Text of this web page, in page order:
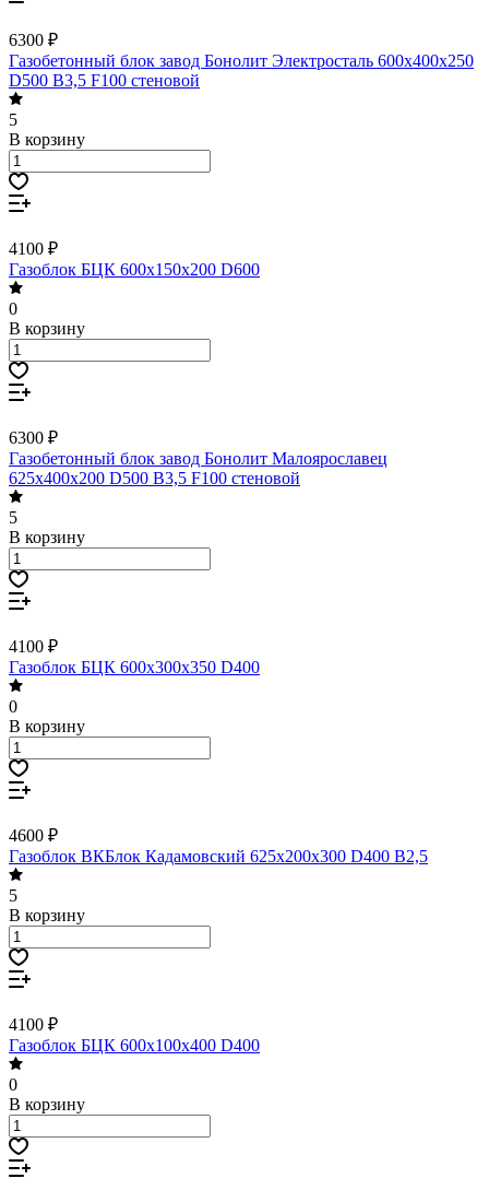
6300 ₽
Газобетонный блок завод Бонолит Электросталь 600х400х250
D500 B3,5 F100 стеновой
5
В корзину
4100 ₽
Газоблок БЦК 600х150х200 D600
0
В корзину
6300 ₽
Газобетонный блок завод Бонолит Малоярославец
625х400х200 D500 B3,5 F100 стеновой
5
В корзину
4100 ₽
Газоблок БЦК 600х300х350 D400
0
В корзину
4600 ₽
Газоблок ВКБлок Кадамовский 625х200х300 D400 B2,5
5
В корзину
4100 ₽
Газоблок БЦК 600х100х400 D400
0
В корзину